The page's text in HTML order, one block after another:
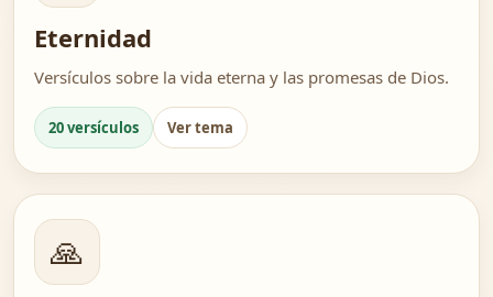
Eternidad
Versículos sobre la vida eterna y las promesas de Dios.
20 versículos Ver tema
🙏